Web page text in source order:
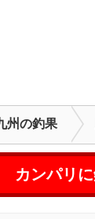
州の釣果
カンパリ